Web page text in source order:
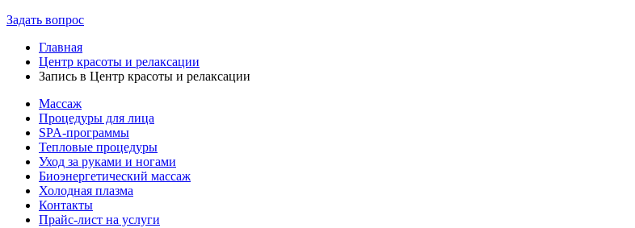
Задать вопрос
Главная
Центр красоты и релаксации
Запись в Центр красоты и релаксации
Массаж
Процедуры для лица
SPA-программы
Тепловые процедуры
Уход за руками и ногами
Биоэнергетический массаж
Холодная плазма
Контакты
Прайс-лист на услуги